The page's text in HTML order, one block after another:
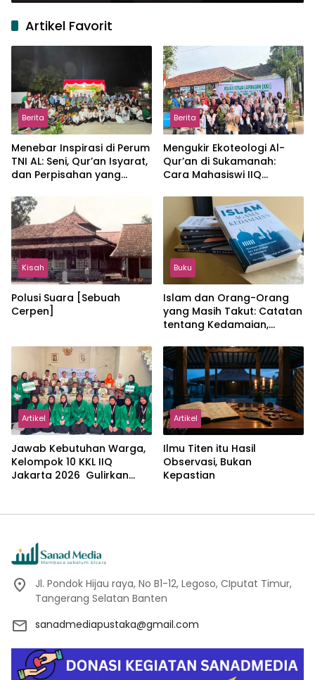
Artikel Favorit
Berita
Menebar Inspirasi di Perum
TNI AL: Seni, Qur’an Isyarat,
dan Perpisahan yang
Berita
Mengukir Ekoteologi Al-
Qur’an di Sukamanah:
Cara Mahasiswi IIQ
Jonggol
Kisah
Polusi Suara [Sebuah
Cerpen]
Buku
Islam dan Orang-Orang
yang Masih Takut: Catatan
tentang Kedamaian,
dalam Pemikiran Masykuri
Abdillah
Artikel
Jawab Kebutuhan Warga,
Kelompok 10 KKL IIQ
Jakarta 2026 Gulirkan
Artikel
Ilmu Titen itu Hasil
Observasi, Bukan
Kepastian
Jl. Pondok Hijau raya, No B1-12, Legoso, CIputat Timur,
Tangerang Selatan Banten
sanadmediapustaka@gmail.com